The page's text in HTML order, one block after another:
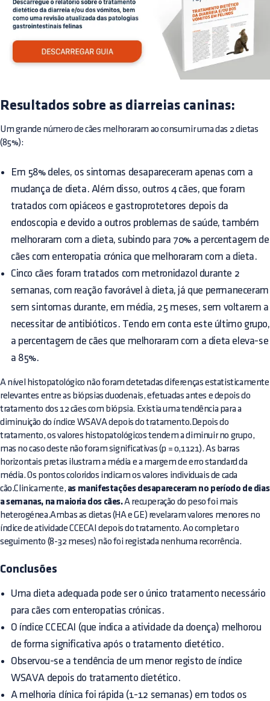
Resultados sobre as diarreias caninas:
Um grande número de cães melhoraram ao consumir uma das 2 dietas
(85%):
Em 58% deles, os sintomas desapareceram apenas com a
mudança de dieta. Além disso, outros 4 cães, que foram
tratados com opiáceos e gastroprotetores depois da
endoscopia e devido a outros problemas de saúde, também
melhoraram com a dieta, subindo para 70% a percentagem de
cães com enteropatia crónica que melhoraram com a dieta.
Cinco cães foram tratados com metronidazol durante 2
semanas, com reação favorável à dieta, já que permaneceram
sem sintomas durante, em média, 25 meses, sem voltarem a
necessitar de antibióticos. Tendo em conta este último grupo,
a percentagem de cães que melhoraram com a dieta eleva-se
a 85%.
A nível histopatológico não foram detetadas diferenças estatisticamente
relevantes entre as biópsias duodenais, efetuadas antes e depois do
tratamento dos 12 cães com biópsia. Existia uma tendência para a
diminuição do índice WSAVA depois do tratamento.Depois do
tratamento, os valores histopatológicos tendem a diminuir no grupo,
mas no caso deste não foram significativas (p = 0,1121). As barras
horizontais pretas ilustram a média e a margem de erro standard da
média. Os pontos coloridos indicam os valores individuais de cada
cão.Clinicamente, as manifestações desapareceram no período de dias
a semanas, na maioria dos cães.A recuperação do peso foi mais
heterogénea.Ambas as dietas (HA e GE) revelaram valores menores no
índice de atividade CCECAI depois do tratamento. Ao completar o
seguimento (8-32 meses) não foi registada nenhuma recorrência.
Conclusões
Uma dieta adequada pode ser o único tratamento necessário
para cães com enteropatias crónicas.
O índice CCECAI (que indica a atividade da doença) melhorou
de forma significativa após o tratamento dietético.
Observou-se a tendência de um menor registo de índice
WSAVA depois do tratamento dietético.
A melhoria clínica foi rápida (1-12 semanas) em todos os